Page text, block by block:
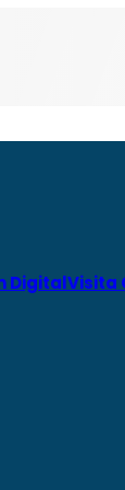
DigitalVisita